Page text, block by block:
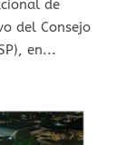
de
del Consejo
en...